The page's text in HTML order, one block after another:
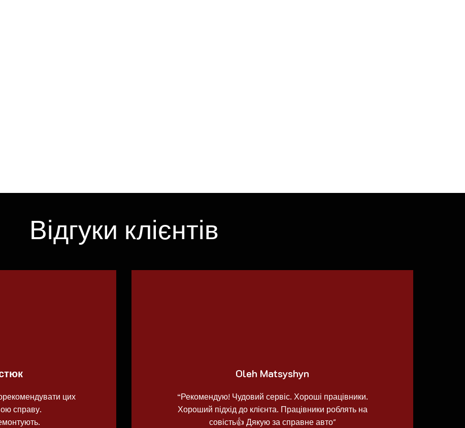
Відгуки клієнтів
цих
справу.
Oleh Matsyshyn
“Рекомендую! Чудовий сервіс. Хороші працівники.
Хороший підхід до клієнта. Працівники роблять на
совість👍 Дякую за справне авто"